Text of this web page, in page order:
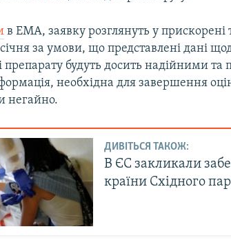
в EMA, заявку розглянуть у
за умови, що представлені дані
препарату будуть досить надійними
необхідна для завершення
негайно.
ДИВІТЬСЯ ТАКОЖ:
В ЄС закликали
країни Східного